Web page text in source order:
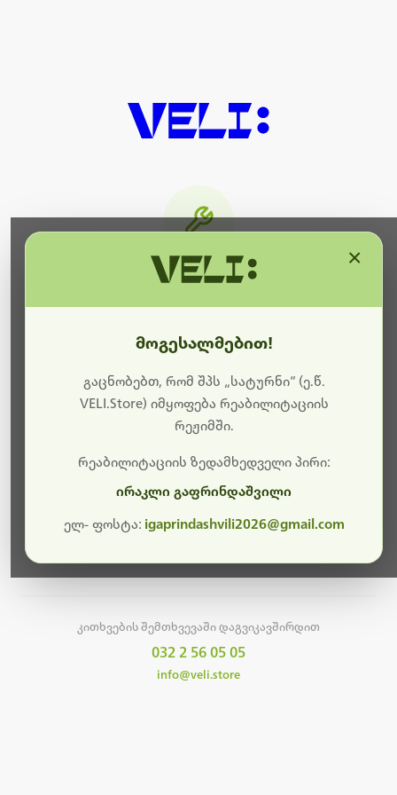
ბოდიშს გიხდით შეფერხებისთვის. ამჟამად
მიმდინარეობს საიტის განახლება და ტექნიკური
სამუშაოები.
მალე ისევ ხელმისაწვდომი იქნება. გმადლობთ
კითხვების შემთხვევაში დაგვიკავშირდით
032 2 56 05 05
info@veli.store
მოგესალმებით!
გაცნობებთ, რომ შპს „სატურნი“ (ე.წ.
VELI.Store) იმყოფება რეაბილიტაციის
რეჟიმში.
რეაბილიტაციის ზედამხედველი პირი:
ირაკლი გაფრინდაშვილი
ელ- ფოსტა: igaprindashvili2026@gmail.com
×